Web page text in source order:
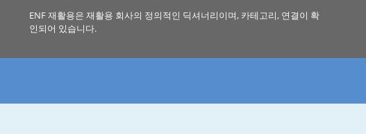
ENF 재활용은 재활용 회사의 정의적인 딕셔너리이며, 카테고리, 연결이 확
인되어 있습니다.